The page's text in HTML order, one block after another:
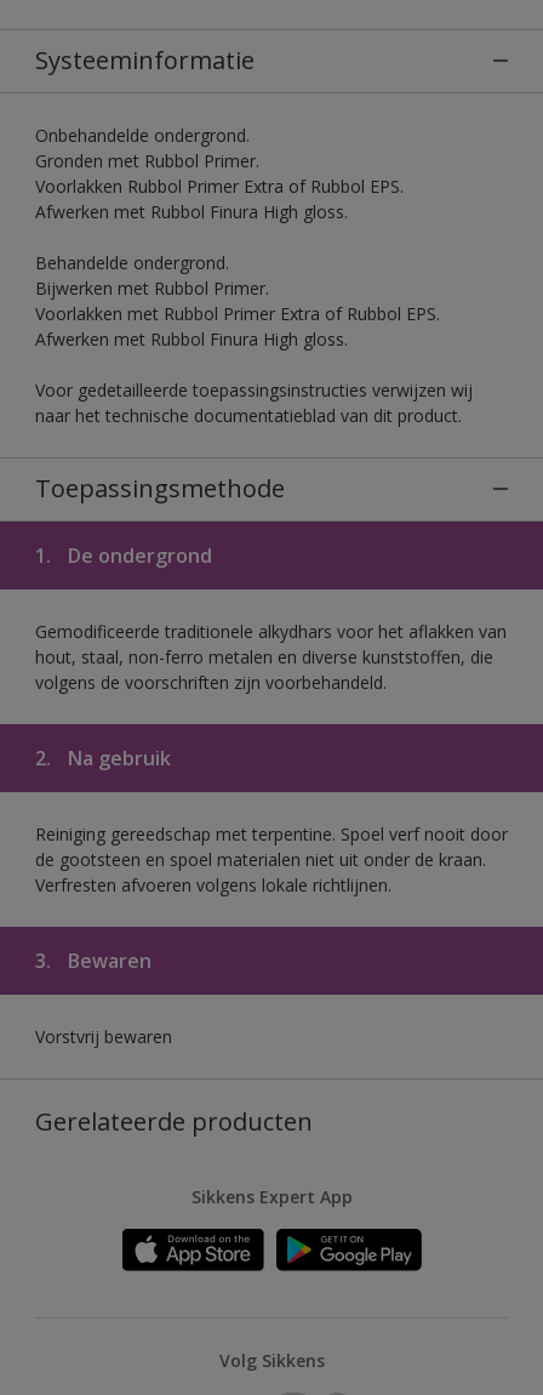
Systeeminformatie
Onbehandelde ondergrond.
Gronden met Rubbol Primer.
Voorlakken Rubbol Primer Extra of Rubbol EPS.
Afwerken met Rubbol Finura High gloss.
Behandelde ondergrond.
Bijwerken met Rubbol Primer.
Voorlakken met Rubbol Primer Extra of Rubbol EPS.
Afwerken met Rubbol Finura High gloss.
Voor gedetailleerde toepassingsinstructies verwijzen wij
naar het technische documentatieblad van dit product.
Toepassingsmethode
1. De ondergrond
Gemodificeerde traditionele alkydhars voor het aflakken van
hout, staal, non-ferro metalen en diverse kunststoffen, die
volgens de voorschriften zijn voorbehandeld.
2. Na gebruik
Reiniging gereedschap met terpentine. Spoel verf nooit door
de gootsteen en spoel materialen niet uit onder de kraan.
Verfresten afvoeren volgens lokale richtlijnen.
3. Bewaren
Vorstvrij bewaren
Gerelateerde producten
Sikkens Expert App
Volg Sikkens